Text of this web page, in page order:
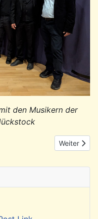
den Musikern der
& Gespräch mit dem
Nächster
Weiter